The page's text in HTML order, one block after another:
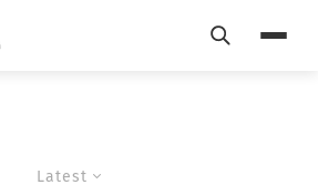
Search
Latest